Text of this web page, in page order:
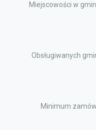
Miejscowości w
Obsługiwanych
Minimum